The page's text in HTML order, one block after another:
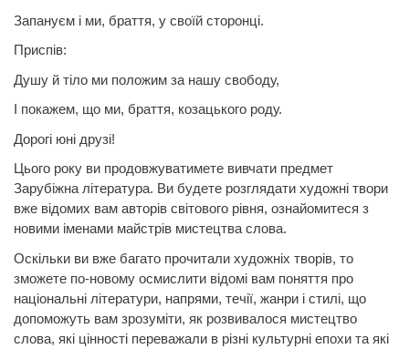
Запануєм і ми, браття, у своїй сторонці.
Приспів:
Душу й тіло ми положим за нашу свободу,
I покажем, що ми, браття, козацького роду.
Дорогі юні друзі!
Цього року ви продовжуватимете вивчати предмет
Зарубіжна література. Ви будете розглядати художні твори
вже відомих вам авторів світового рівня, ознайомитеся з
новими іменами майстрів мистецтва слова.
Оскільки ви вже багато прочитали художніх творів, то
зможете по-новому осмислити відомі вам поняття про
національні літератури, напрями, течії, жанри і стилі, що
допоможуть вам зрозуміти, як розвивалося мистецтво
слова, які цінності переважали в різні культурні епохи та які